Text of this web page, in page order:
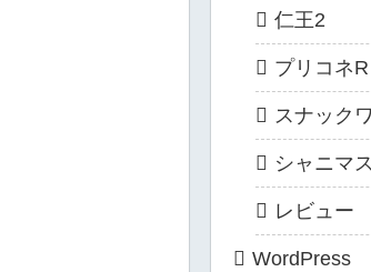
仁王2
プリコネR
スナック
シャニマス
レビュー
WordPress